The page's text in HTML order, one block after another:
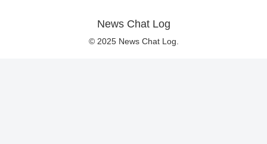
News Chat Log
© 2025 News Chat Log.